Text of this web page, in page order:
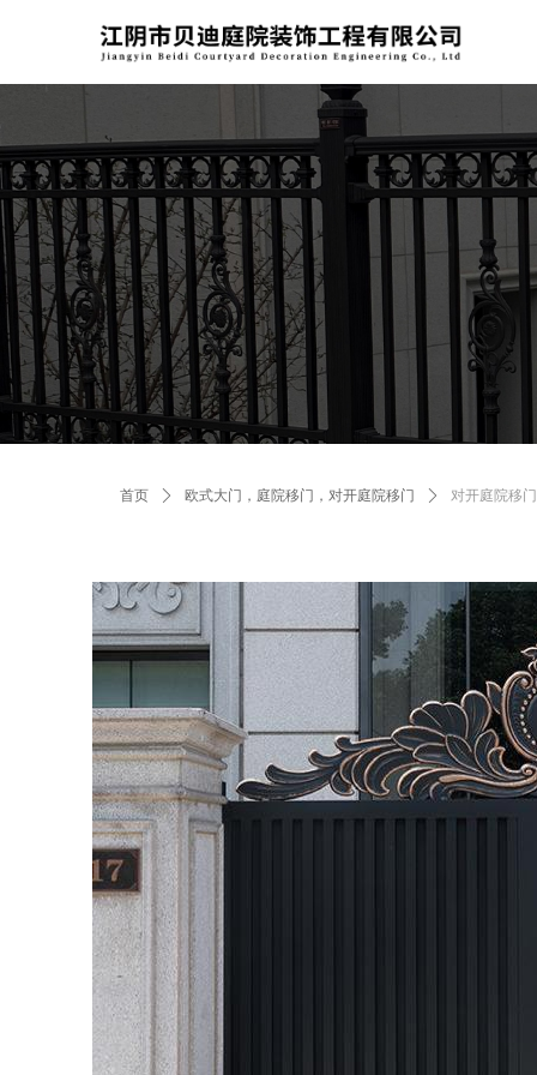
首页 ꄲ 欧式大门，庭院移门，对开庭院移门 ꄲ 对开庭院移门